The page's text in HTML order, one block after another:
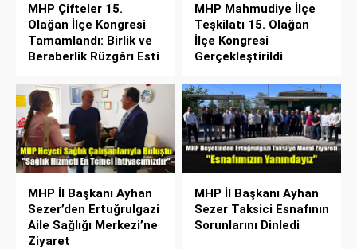
MHP Çifteler 15.
Olağan İlçe Kongresi
Tamamlandı: Birlik ve
Beraberlik Rüzgârı Esti
MHP Mahmudiye İlçe
Teşkilatı 15. Olağan
İlçe Kongresi
Gerçekleştirildi
MHP İl Başkanı Ayhan
Sezer’den Ertuğrulgazi
Aile Sağlığı Merkezi’ne
Ziyaret
MHP İl Başkanı Ayhan
Sezer Taksici Esnafının
Sorunlarını Dinledi